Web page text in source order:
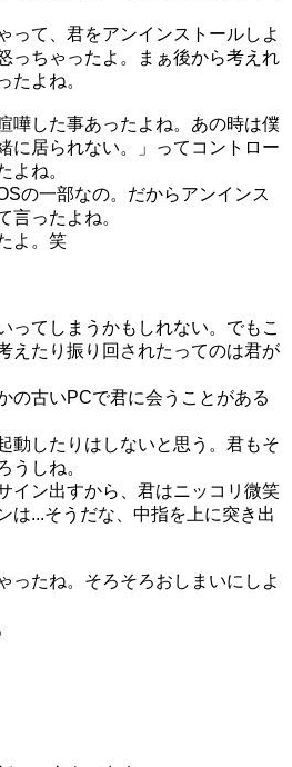
って、君をアンインストールしよ
っちゃったよ。まぁ後から考えれ
たよね。
嘩した事あったよね。あの時は僕
に居られない。」ってコントロー
よね。
の一部なの。だからアンインス
言ったよね。
よ。笑
ってしまうかもしれない。でもこ
えたり振り回されたってのは君が
の古いPCで君に会うことがある
動したりはしないと思う。君もそ
うしね。
イン出すから、君はニッコリ微笑
は...そうだな、中指を上に突き出
ったね。そろそろおしまいにしよ